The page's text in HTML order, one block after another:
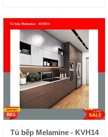
Tủ bếp Melamine - KVH14